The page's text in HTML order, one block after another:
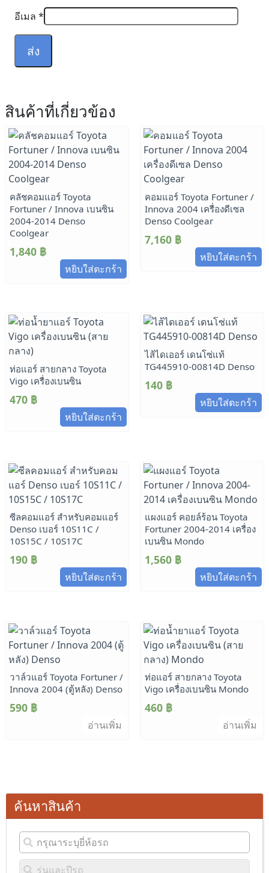
อีเมล *
สินค้าที่เกี่ยวข้อง
คลัชคอมแอร์ Toyota
Fortuner / Innova เบนซิน
2004-2014 Denso
Coolgear
1,840 ฿
หยิบใส่ตะกร้า
คอมแอร์ Toyota Fortuner /
Innova 2004 เครื่องดีเซล
Denso Coolgear
7,160 ฿
หยิบใส่ตะกร้า
ท่อแอร์ สายกลาง Toyota
Vigo เครื่องเบนซิน
470 ฿
หยิบใส่ตะกร้า
ไส้ไดเออร์ เดนโซ่แท้
TG445910-00814D Denso
140 ฿
หยิบใส่ตะกร้า
ซีลคอมแอร์ สำหรับคอมแอร์
Denso เบอร์ 10S11C /
10S15C / 10S17C
190 ฿
หยิบใส่ตะกร้า
แผงแอร์ คอยล์ร้อน Toyota
Fortuner 2004-2014 เครื่อง
เบนซิน Mondo
1,560 ฿
หยิบใส่ตะกร้า
วาล์วแอร์ Toyota Fortuner /
Innova 2004 (ตู้หลัง) Denso
590 ฿
อ่านเพิ่ม
ท่อแอร์ สายกลาง Toyota
Vigo เครื่องเบนซิน Mondo
460 ฿
อ่านเพิ่ม
ค้นหาสินค้า